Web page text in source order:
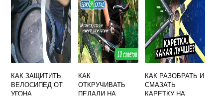
КАК ЗАЩИТИТЬ
ВЕЛОСИПЕД ОТ
УГОНА
КАК
ОТКРУЧИВАТЬ
ПЕДАЛИ НА
КАК РАЗОБРАТЬ И
СМАЗАТЬ
КАРЕТКУ НА